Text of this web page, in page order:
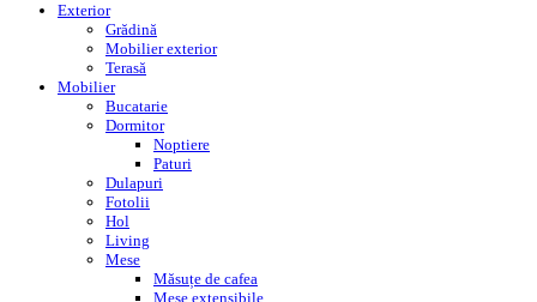
Exterior
Grădină
Mobilier exterior
Terasă
Mobilier
Bucatarie
Dormitor
Noptiere
Paturi
Dulapuri
Fotolii
Hol
Living
Mese
Măsuțe de cafea
Mese extensibile